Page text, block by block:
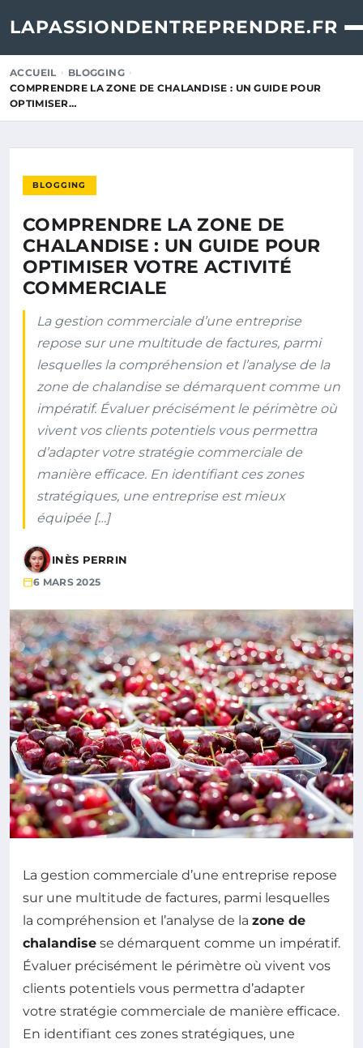
LAPASSIONDENTREPRENDRE.FR
ACCUEIL
BLOGGING
COMPRENDRE LA ZONE DE CHALANDISE : UN GUIDE POUR
OPTIMISER…
BLOGGING
COMPRENDRE LA ZONE DE
CHALANDISE : UN GUIDE POUR
OPTIMISER VOTRE ACTIVITÉ
COMMERCIALE
La gestion commerciale d’une entreprise
repose sur une multitude de factures, parmi
lesquelles la compréhension et l’analyse de la
zone de chalandise se démarquent comme un
impératif. Évaluer précisément le périmètre où
vivent vos clients potentiels vous permettra
d’adapter votre stratégie commerciale de
manière efficace. En identifiant ces zones
stratégiques, une entreprise est mieux
équipée […]
INÈS PERRIN
6 MARS 2025
La gestion commerciale d’une entreprise repose
sur une multitude de factures, parmi lesquelles
la compréhension et l’analyse de la zone de
chalandise se démarquent comme un impératif.
Évaluer précisément le périmètre où vivent vos
clients potentiels vous permettra d’adapter
votre stratégie commerciale de manière efficace.
En identifiant ces zones stratégiques, une